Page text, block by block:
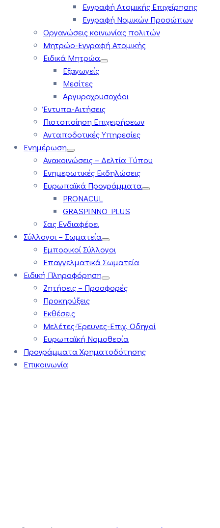
Εγγραφή Ατομικής Επιχείρησης
Εγγραφή Νομικών Προσώπων
Οργανώσεις κοινωνίας πολιτών
Μητρώο-Εγγραφή Ατομικής
Ειδικά Μητρώα
Εξαγωγείς
Μεσίτες
Αργυροχρυσοχόοι
Έντυπα-Αιτήσεις
Πιστοποίηση Επιχειρήσεων
Ανταποδοτικές Υπηρεσίες
Ενημέρωση
Ανακοινώσεις – Δελτία Τύπου
Ενημερωτικές Εκδηλώσεις
Ευρωπαϊκά Προγράμματα
PRONACUL
GRASPINNO PLUS
Σας Ενδιαφέρει
Σύλλογοι – Σωματεία
Εμπορικοί Σύλλογοι
Επαγγελματικά Σωματεία
Ειδική Πληροφόρηση
Ζητήσεις – Προσφορές
Προκηρύξεις
Εκθέσεις
Μελέτες-Έρευνες-Επιχ. Οδηγοί
Ευρωπαϊκή Νομοθεσία
Προγράμματα Χρηματοδότησης
Επικοινωνία